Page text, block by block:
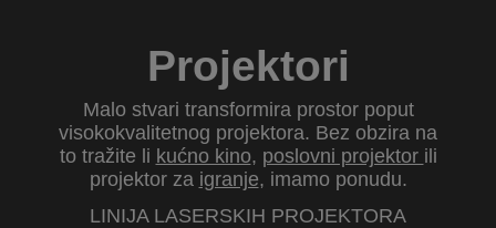
Projektori
Malo stvari transformira prostor poput
visokokvalitetnog projektora. Bez obzira na
to tražite li kućno kino, poslovni projektor ili
projektor za igranje, imamo ponudu.
LINIJA LASERSKIH PROJEKTORA